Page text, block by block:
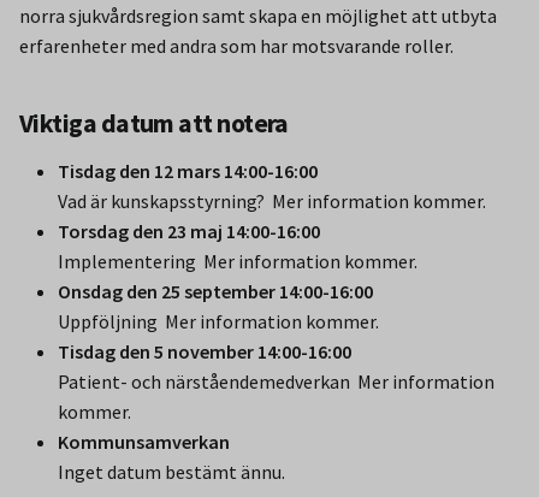
norra sjukvårdsregion samt skapa en möjlighet att utbyta
erfarenheter med andra som har motsvarande roller.
Viktiga datum att notera
Tisdag den 12 mars 14:00-16:00
Vad är kunskapsstyrning? Mer information kommer.
Torsdag den 23 maj 14:00-16:00
Implementering Mer information kommer.
Onsdag den 25 september 14:00-16:00
Uppföljning Mer information kommer.
Tisdag den 5 november 14:00-16:00
Patient- och närståendemedverkan Mer information
kommer.
Kommunsamverkan
Inget datum bestämt ännu.